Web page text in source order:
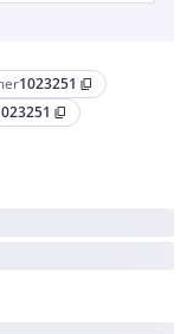
1023251 content_copy
content_copy